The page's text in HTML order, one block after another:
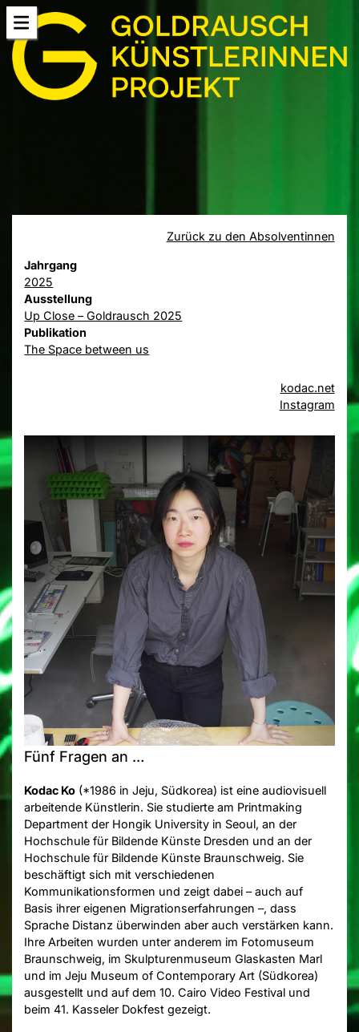
Zurück zu den Absolventinnen
Jahrgang
2025
Ausstellung
Up Close – Goldrausch 2025
Publikation
The Space between us
kodac.net
Instagram
Fünf Fragen an …
Kodac Ko (*1986 in Jeju, Südkorea) ist eine audiovisuell
arbeitende Künstlerin. Sie studierte am Printmaking
Department der Hongik University in Seoul, an der
Hochschule für Bildende Künste Dresden und an der
Hochschule für Bildende Künste Braunschweig. Sie
beschäftigt sich mit verschiedenen
Kommunikationsformen und zeigt dabei – auch auf
Basis ihrer eigenen Migrationserfahrungen –, dass
Sprache Distanz überwinden aber auch verstärken kann.
Ihre Arbeiten wurden unter anderem im Fotomuseum
Braunschweig, im Skulpturenmuseum Glaskasten Marl
und im Jeju Museum of Contemporary Art (Südkorea)
ausgestellt und auf dem 10. Cairo Video Festival und
beim 41. Kasseler Dokfest gezeigt.